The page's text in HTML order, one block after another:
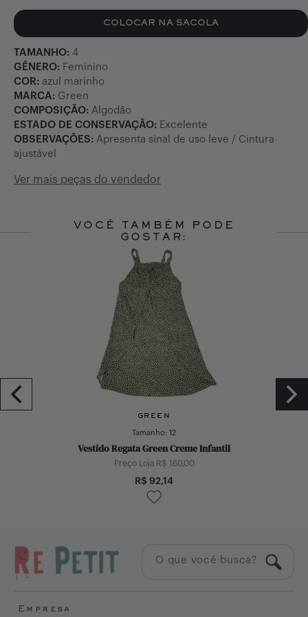
COLOCAR NA SACOLA
TAMANHO: 4
GÊNERO: Feminino
COR: azul marinho
MARCA: Green
COMPOSIÇÃO: Algodão
ESTADO DE CONSERVAÇÃO: Excelente
OBSERVAÇÕES: Apresenta sinal de uso leve / Cintura
ajustável
Ver mais peças do vendedor
VOCÊ TAMBÉM PODE
GOSTAR:
GREEN
Tamanho: 12
Vestido Regata Green Creme Infantil
Preço Loja R$ 160,00
R$ 92,14
Empresa